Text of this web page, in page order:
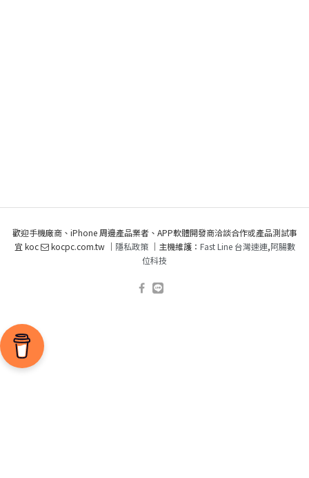
歡迎手機廠商、iPhone 周邊產品業者、APP軟體開發商洽談合作或產品測試事
宜 koc
kocpc.com.tw ｜ 隱私政策｜主機維護： Fast Line 台灣速連,阿腸數
位科技